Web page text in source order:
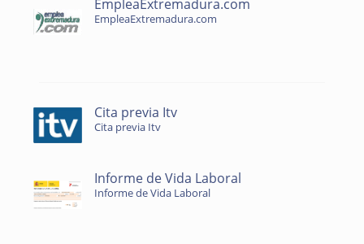
EmpleaExtremadura.com
EmpleaExtremadura.com
Cita previa Itv
Cita previa Itv
Informe de Vida Laboral
Informe de Vida Laboral